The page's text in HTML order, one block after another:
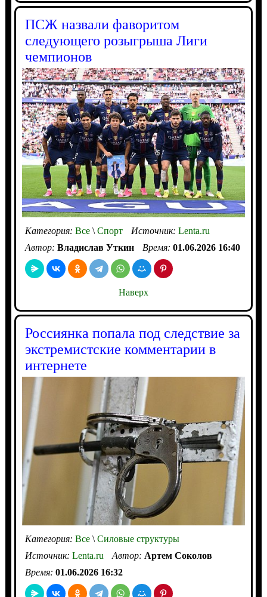
ПСЖ назвали фаворитом
следующего розыгрыша Лиги
чемпионов
Категория: Все\Спорт Источник: Lenta.ru
Автор: Владислав Уткин Время: 01.06.2026 16:40
Наверх
Россиянка попала под следствие за
экстремистские комментарии в
интернете
Категория: Все\Силовые структуры
Источник: Lenta.ru Автор: Артем Соколов
Время: 01.06.2026 16:32